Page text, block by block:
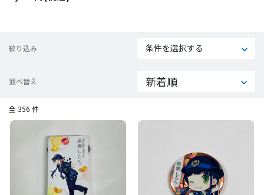
絞り込み 条件を選択する
並べ替え
全 356 件